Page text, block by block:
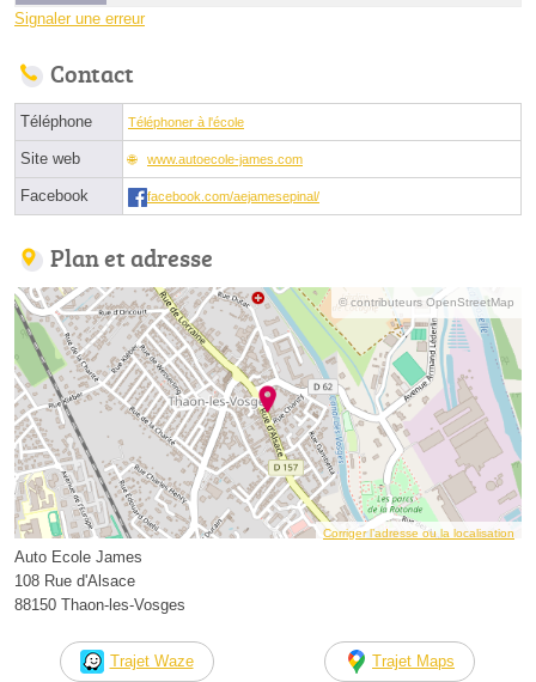
Signaler une erreur
Contact
Téléphone Téléphoner à l'école
Site web www.autoecole-james.com
Facebook facebook.com/aejamesepinal/
Plan et adresse
© contributeurs OpenStreetMap
Corriger l’adresse ou la localisation
Auto Ecole James
108 Rue d'Alsace
88150 Thaon-les-Vosges
Trajet Waze Trajet Maps